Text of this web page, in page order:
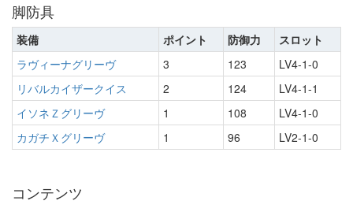
脚防具
装備 ポイント 防御力
スロット
ラヴィーナグリーヴ
3 123
LV4-1-0
リバルカイザークイス
2 124
LV4-1-1
イソネＺグリーヴ
1 108
LV4-1-0
カガチＸグリーヴ
1 96 LV2-1-0
コンテンツ